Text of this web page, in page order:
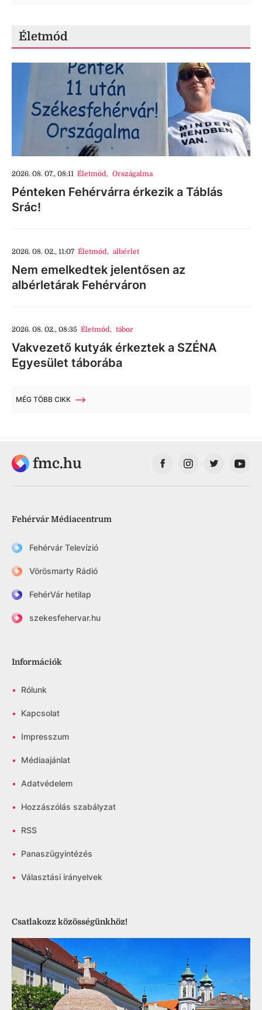
Életmód
2026. 08. 07., 08:11 Életmód, Országalma
Pénteken Fehérvárra érkezik a Táblás
Srác!
2026. 08. 02., 11:07 Életmód, albérlet
Nem emelkedtek jelentősen az
albérletárak Fehérváron
2026. 08. 02., 08:35 Életmód, tábor
Vakvezető kutyák érkeztek a SZÉNA
Egyesület táborába
MÉG TÖBB CIKK
fmc.hu
Fehérvár Médiacentrum
Fehérvár Televízió
Vörösmarty Rádió
FehérVár hetilap
szekesfehervar.hu
Információk
• Rólunk
• Kapcsolat
• Impresszum
• Médiaajánlat
• Adatvédelem
• Hozzászólás szabályzat
• RSS
• Panaszügyintézés
• Választási irányelvek
Csatlakozz közösségünkhöz!